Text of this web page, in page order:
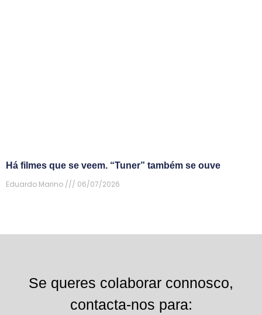
Há filmes que se veem. “Tuner” também se ouve
Eduardo Marino
06/07/2026
Se queres colaborar connosco,
contacta-nos para: